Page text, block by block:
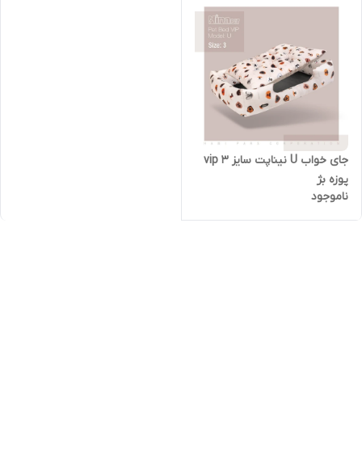
جای خواب U نیناپت سایز 3 vip
پوزه بژ
ناموجود